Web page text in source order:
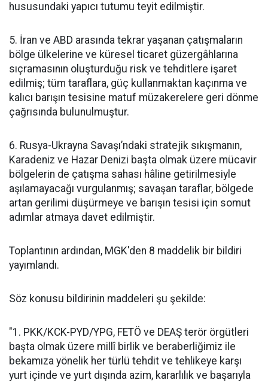
hususundaki yapıcı tutumu teyit edilmiştir.
5. İran ve ABD arasında tekrar yaşanan çatışmaların
bölge ülkelerine ve küresel ticaret güzergâhlarına
sıçramasının oluşturduğu risk ve tehditlere işaret
edilmiş; tüm taraflara, güç kullanmaktan kaçınma ve
kalıcı barışın tesisine matuf müzakerelere geri dönme
çağrısında bulunulmuştur.
6. Rusya-Ukrayna Savaşı’ndaki stratejik sıkışmanın,
Karadeniz ve Hazar Denizi başta olmak üzere mücavir
bölgelerin de çatışma sahası hâline getirilmesiyle
aşılamayacağı vurgulanmış; savaşan taraflar, bölgede
artan gerilimi düşürmeye ve barışın tesisi için somut
adımlar atmaya davet edilmiştir.
Toplantının ardından, MGK'den 8 maddelik bir bildiri
yayımlandı.
Söz konusu bildirinin maddeleri şu şekilde:
"1. PKK/KCK-PYD/YPG, FETÖ ve DEAŞ terör örgütleri
başta olmak üzere millî birlik ve beraberliğimiz ile
bekamıza yönelik her türlü tehdit ve tehlikeye karşı
yurt içinde ve yurt dışında azim, kararlılık ve başarıyla